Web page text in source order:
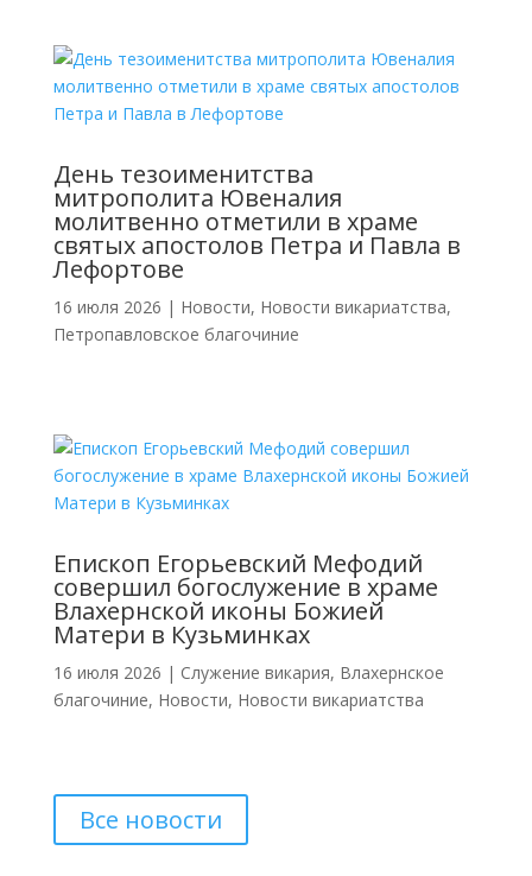
День тезоименитства
митрополита Ювеналия
молитвенно отметили в храме
святых апостолов Петра и Павла в
Лефортове
16 июля 2026 | Новости, Новости викариатства,
Петропавловское благочиние
Епископ Егорьевский Мефодий
совершил богослужение в храме
Влахернской иконы Божией
Матери в Кузьминках
16 июля 2026 | Cлужение викария, Влахернское
благочиние, Новости, Новости викариатства
Все новости